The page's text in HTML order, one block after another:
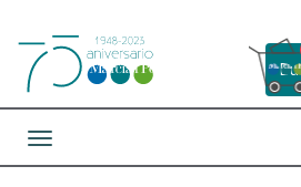
Toggle navigation